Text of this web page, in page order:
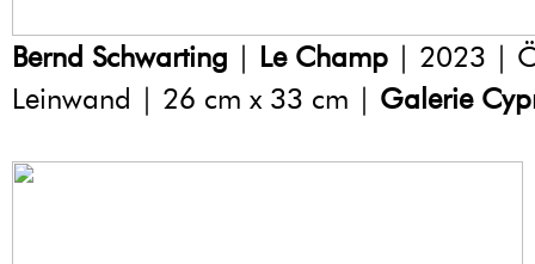
Bernd Schwarting | Le Champ | 2023 |
Leinwand | 26 cm x 33 cm | Galerie